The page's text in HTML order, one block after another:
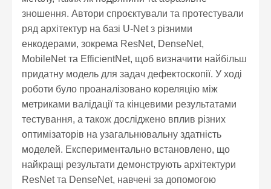
зношення. Автори спроєктували та протестували
ряд архітектур на базі U-Net з різними
енкодерами, зокрема ResNet, DenseNet,
MobileNet та EfficientNet, щоб визначити найбільш
придатну модель для задач дефектоскопії. У ході
роботи було проаналізовано кореляцію між
метриками валідації та кінцевими результатами
тестування, а також досліджено вплив різних
оптимізаторів на узагальнювальну здатність
моделей. Експериментально встановлено, що
найкращі результати демонструють архітектури
ResNet та DenseNet, навчені за допомогою